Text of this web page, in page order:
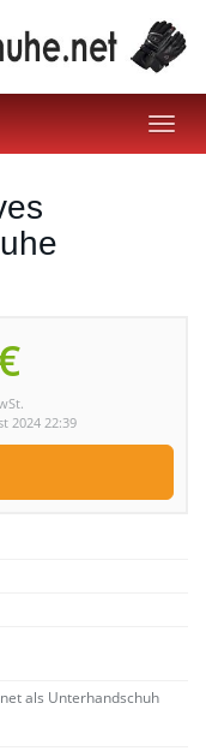
2024 22:39
als Unterhandschuh